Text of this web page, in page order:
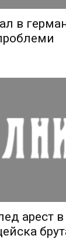
в
арест